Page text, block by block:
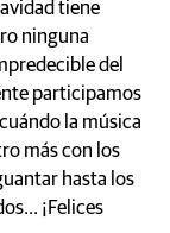
tiene
ninguna
del
participamos
la música
más con los
hasta los
¡Felices